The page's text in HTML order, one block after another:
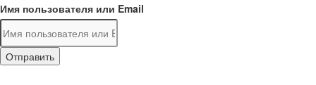
Имя пользователя или Email
Отправить